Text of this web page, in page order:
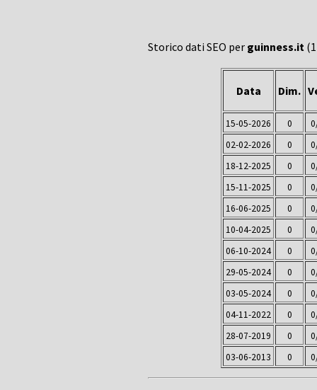
Storico dati SEO per guinness.it
Data Dim.
15-05-2026 0
02-02-2026
0
18-12-2025
0
15-11-2025
0
16-06-2025
0
10-04-2025
0
06-10-2024
0
29-05-2024
0
03-05-2024
0
04-11-2022
0
28-07-2019
0
03-06-2013
0